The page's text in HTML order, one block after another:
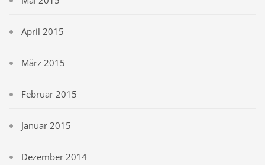
April 2015
März 2015
Februar 2015
Januar 2015
Dezember 2014